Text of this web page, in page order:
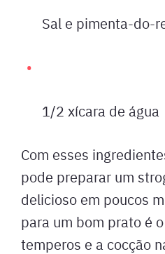
Sal e pimenta-do-
1/2 xícara de água
Com esses
pode preparar um
delicioso em poucos
para um bom prato é
temperos e a cocção